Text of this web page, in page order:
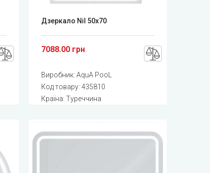
Дзеркало Nil 50x70
7088.00 грн
Виробник:AquA PooL
Код товару:435810
Країна: Туреччина